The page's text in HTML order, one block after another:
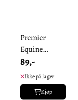
Premier
Equine
svetteskrape
89,-
Ikke på lager
Kjøp